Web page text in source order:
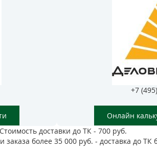
+7
Онлайн
доставки до ТК - 700 руб.
более 35 000 руб. - доставка до ТК